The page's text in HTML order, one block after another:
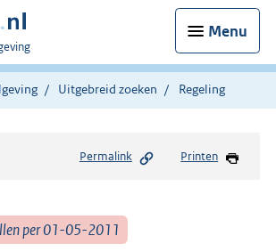
Menu
Uitgebreid zoeken Regeling
Permalink Printen
per 01-05-2011